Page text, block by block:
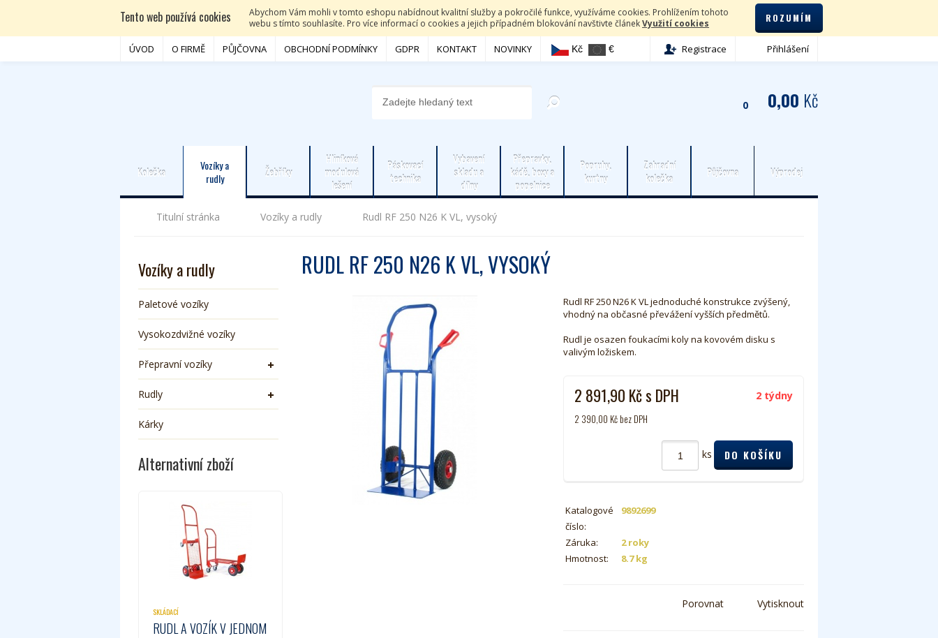
Tento web používá cookies
Abychom Vám mohli v tomto eshopu nabídnout kvalitní služby a pokročilé funkce, využíváme cookies. Prohlížením tohoto
webu s tímto souhlasíte. Pro více informací o cookies a jejich případném blokování navštivte článekVyužití cookies ROZUMÍM
ÚVOD O FIRMĚ PŮJČOVNA OBCHODNÍ PODMÍNKY GDPR KONTAKT NOVINKY Kč € Registrace Přihlášení
0 0,00 Kč
Kolečka
Vozíky a
rudly
Žebříky
Hliníková
modulová
lešení
Páskovací
technika
Vybavení
skladu a
dílny
Přepravky,
kádě, boxy a
popelnice
Popruhy,
kurtny
Zahradní
kolečka
Půjčovna Výprodej
Titulní stránka Vozíky a rudly Rudl RF 250 N26 K VL, vysoký
RUDL RF 250 N26 K VL, VYSOKÝ
Rudl RF 250 N26 K VL jednoduché konstrukce zvýšený,
vhodný na občasné převážení vyšších předmětů.
Rudl je osazen foukacími koly na kovovém disku s
valivým ložiskem.
2 týdny
2 891,90 Kčs DPH
2 390,00 Kč bez DPH
ks
Katalogové
číslo:
9892699
Záruka:
2 roky
Hmotnost:
8.7 kg
Vytisknout
Porovnat
Vozíky a rudly
Paletové vozíky
Vysokozdvižné vozíky
Přepravní vozíky
Rudly
Kárky
Alternativní zboží
SKLÁDACÍ
RUDL A VOZÍK V JEDNOM